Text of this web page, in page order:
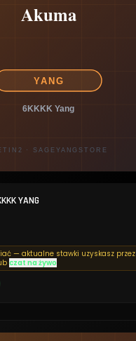
YANG
— aktualne stawki uzyskasz przez
czat na żywo